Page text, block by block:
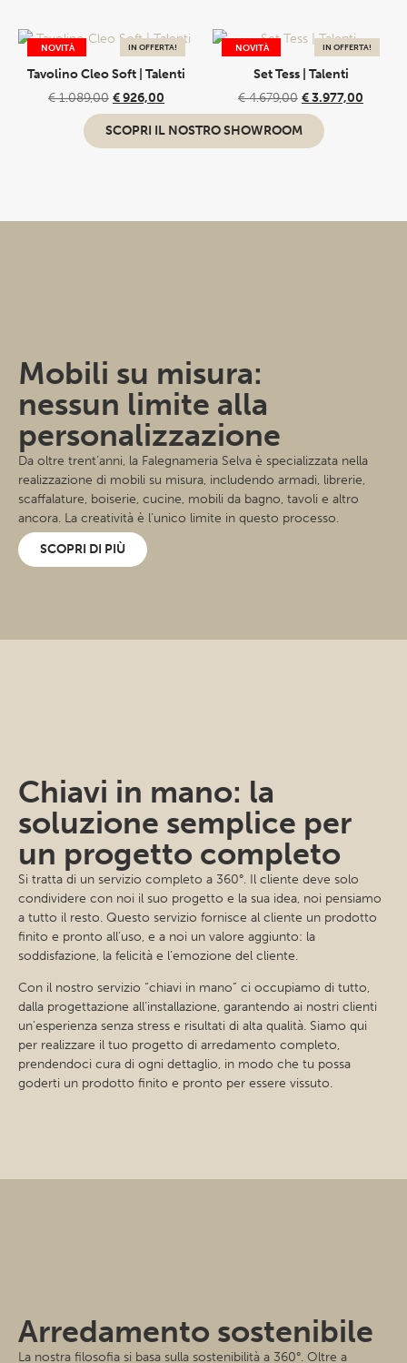
IN OFFERTA!
NOVITÀ
Tavolino Cleo Soft | Talenti
€1.089,00 €926,00
IN OFFERTA!
NOVITÀ
Set Tess | Talenti
€4.679,00 €3.977,00
SCOPRI IL NOSTRO SHOWROOM
Mobili su misura:
nessun limite alla
personalizzazione
Da oltre trent’anni, la Falegnameria Selva è specializzata nella
realizzazione di mobili su misura, includendo armadi, librerie,
scaffalature, boiserie, cucine, mobili da bagno, tavoli e altro
ancora. La creatività è l’unico limite in questo processo.
SCOPRI DI PIÙ
Chiavi in mano: la
soluzione semplice per
un progetto completo
Si tratta di un servizio completo a 360°. Il cliente deve solo
condividere con noi il suo progetto e la sua idea, noi pensiamo
a tutto il resto. Questo servizio fornisce al cliente un prodotto
finito e pronto all’uso, e a noi un valore aggiunto: la
soddisfazione, la felicità e l’emozione del cliente.
Con il nostro servizio “chiavi in mano” ci occupiamo di tutto,
dalla progettazione all’installazione, garantendo ai nostri clienti
un’esperienza senza stress e risultati di alta qualità. Siamo qui
per realizzare il tuo progetto di arredamento completo,
prendendoci cura di ogni dettaglio, in modo che tu possa
goderti un prodotto finito e pronto per essere vissuto.
Arredamento sostenibile
La nostra filosofia si basa sulla sostenibilità a 360°. Oltre a